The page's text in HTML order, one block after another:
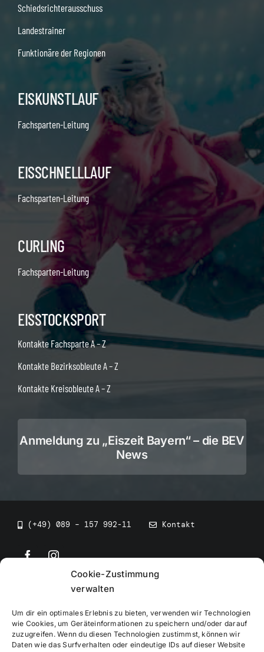
Cookie-Zustimmung
verwalten
Um dir ein optimales Erlebnis zu bieten, verwenden wir Technologien
wie Cookies, um Geräteinformationen zu speichern und/oder darauf
zuzugreifen. Wenn du diesen Technologien zustimmst, können wir
Daten wie das Surfverhalten oder eindeutige IDs auf dieser Website
Schiedsrichterausschuss
Landestrainer
Funktionäre der Regionen
EISKUNSTLAUF
Fachsparten-Leitung
EISSCHNELLLAUF
Fachsparten-Leitung
CURLING
Fachsparten-Leitung
EISSTOCKSPORT
Kontakte Fachsparte A – Z
Kontakte Bezirksobleute A – Z
Kontakte Kreisobleute A – Z
Anmeldung zu „Eiszeit Bayern“ – die BEV
News
(+49) 089 – 157 992-11 Kontakt
• BEV Bayerischer Eissportverband
Impressum